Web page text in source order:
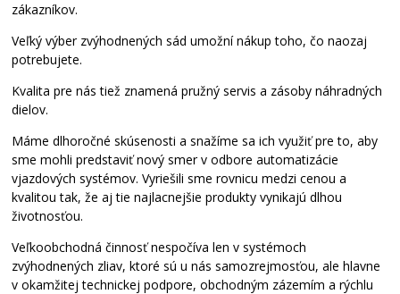
zákazníkov.
Veľký výber zvýhodnených sád umožní nákup toho, čo naozaj
potrebujete.
Kvalita pre nás tiež znamená pružný servis a zásoby náhradných
dielov.
Máme dlhoročné skúsenosti a snažíme sa ich využiť pre to, aby
sme mohli predstaviť nový smer v odbore automatizácie
vjazdových systémov. Vyriešili sme rovnicu medzi cenou a
kvalitou tak, že aj tie najlacnejšie produkty vynikajú dlhou
životnosťou.
Veľkoobchodná činnosť nespočíva len v systémoch
zvýhodnených zliav, ktoré sú u nás samozrejmosťou, ale hlavne
v okamžitej technickej podpore, obchodným zázemím a rýchlu